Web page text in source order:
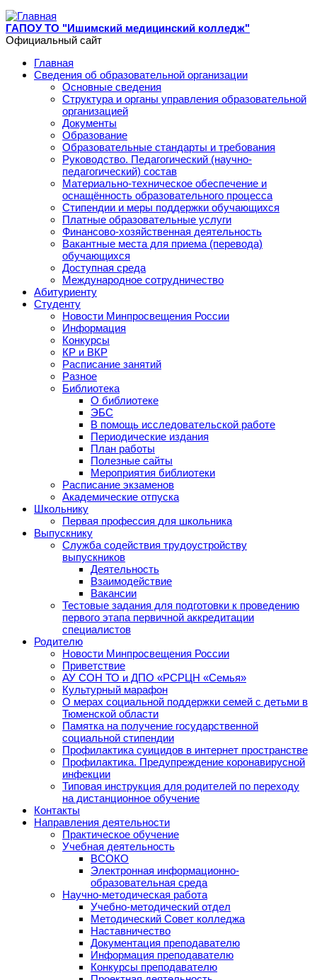
Перейти к основному содержанию
ГАПОУ ТО "Ишимский медицинский колледж"
Официальный сайт
Главная
Сведения об образовательной организации
Основные сведения
Структура и органы управления образовательной
организацией
Документы
Образование
Образовательные стандарты и требования
Руководство. Педагогический (научно-
педагогический) состав
Материально-техническое обеспечение и
оснащённость образовательного процесса
Стипендии и меры поддержки обучающихся
Платные образовательные услуги
Финансово-хозяйственная деятельность
Вакантные места для приема (перевода)
обучающихся
Доступная среда
Международное сотрудничество
Абитуриенту
Студенту
Новости Минпросвещения России
Информация
Конкурсы
КР и ВКР
Расписание занятий
Разное
Библиотека
О библиотеке
ЭБС
В помощь исследовательской работе
Периодические издания
План работы
Полезные сайты
Мероприятия библиотеки
Расписание экзаменов
Академические отпуска
Школьнику
Первая профессия для школьника
Выпускнику
Служба содействия трудоустройству
выпускников
Деятельность
Взаимодействие
Вакансии
Тестовые задания для подготовки к проведению
первого этапа первичной аккредитации
специалистов
Родителю
Новости Минпросвещения России
Приветствие
АУ СОН ТО и ДПО «РСРЦН «Семья»
Культурный марафон
О мерах социальной поддержки семей с детьми в
Тюменской области
Памятка на получение государственной
социальной стипендии
Профилактика суицидов в интернет пространстве
Профилактика. Предупреждение коронавирусной
инфекции
Типовая инструкция для родителей по переходу
на дистанционное обучение
Контакты
Направления деятельности
Практическое обучение
Учебная деятельность
ВСОКО
Электронная информационно-
образовательная среда
Научно-методическая работа
Учебно-методический отдел
Методический Совет колледжа
Наставничество
Документация преподавателю
Информация преподавателю
Конкурсы преподавателю